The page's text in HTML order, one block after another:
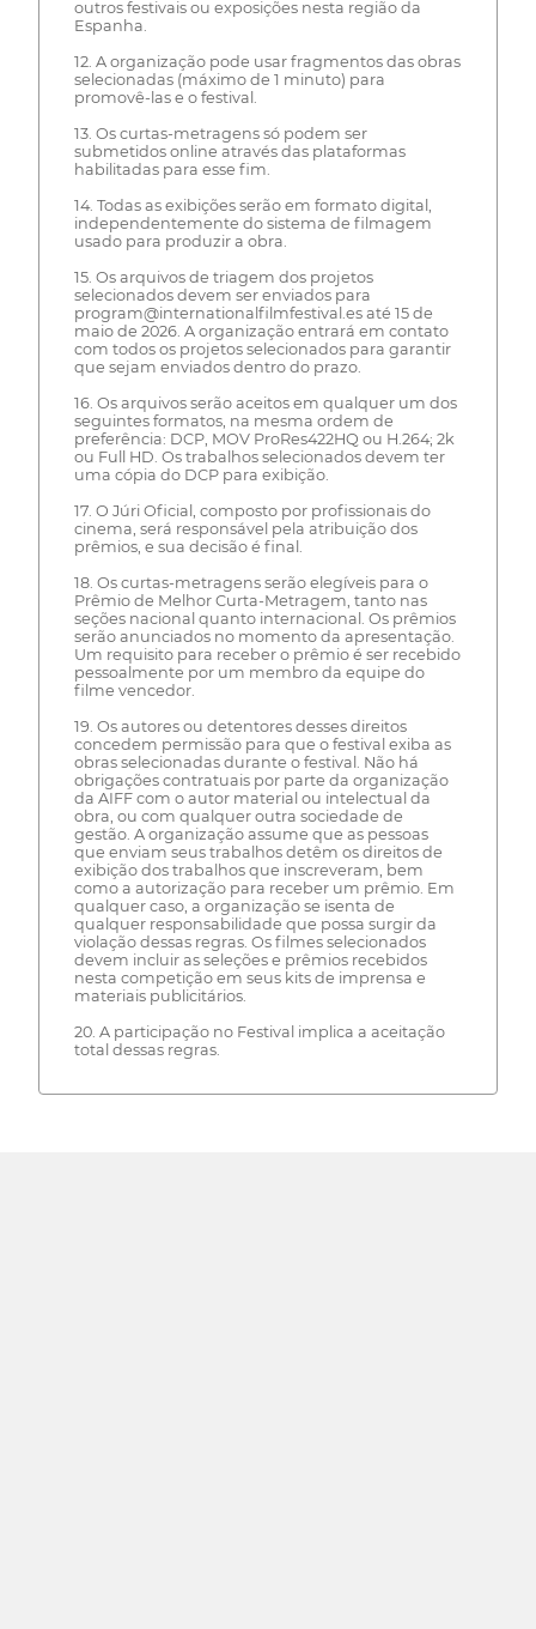
outros festivais ou exposições nesta região da
Espanha.
12. A organização pode usar fragmentos das obras
selecionadas (máximo de 1 minuto) para
promovê-las e o festival.
13. Os curtas-metragens só podem ser
submetidos online através das plataformas
habilitadas para esse fim.
14. Todas as exibições serão em formato digital,
independentemente do sistema de filmagem
usado para produzir a obra.
15. Os arquivos de triagem dos projetos
selecionados devem ser enviados para
program@internationalfilmfestival.es até 15 de
maio de 2026. A organização entrará em contato
com todos os projetos selecionados para garantir
que sejam enviados dentro do prazo.
16. Os arquivos serão aceitos em qualquer um dos
seguintes formatos, na mesma ordem de
preferência: DCP, MOV ProRes422HQ ou H.264; 2k
ou Full HD. Os trabalhos selecionados devem ter
uma cópia do DCP para exibição.
17. O Júri Oficial, composto por profissionais do
cinema, será responsável pela atribuição dos
prêmios, e sua decisão é final.
18. Os curtas-metragens serão elegíveis para o
Prêmio de Melhor Curta-Metragem, tanto nas
seções nacional quanto internacional. Os prêmios
serão anunciados no momento da apresentação.
Um requisito para receber o prêmio é ser recebido
pessoalmente por um membro da equipe do
filme vencedor.
19. Os autores ou detentores desses direitos
concedem permissão para que o festival exiba as
obras selecionadas durante o festival. Não há
obrigações contratuais por parte da organização
da AIFF com o autor material ou intelectual da
obra, ou com qualquer outra sociedade de
gestão. A organização assume que as pessoas
que enviam seus trabalhos detêm os direitos de
exibição dos trabalhos que inscreveram, bem
como a autorização para receber um prêmio. Em
qualquer caso, a organização se isenta de
qualquer responsabilidade que possa surgir da
violação dessas regras. Os filmes selecionados
devem incluir as seleções e prêmios recebidos
nesta competição em seus kits de imprensa e
materiais publicitários.
20. A participação no Festival implica a aceitação
total dessas regras.